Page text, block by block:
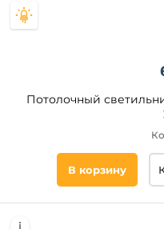
Потолочный
В корзину